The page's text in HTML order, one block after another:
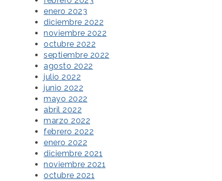
enero 2023
diciembre 2022
noviembre 2022
octubre 2022
septiembre 2022
agosto 2022
julio 2022
junio 2022
mayo 2022
abril 2022
marzo 2022
febrero 2022
enero 2022
diciembre 2021
noviembre 2021
octubre 2021